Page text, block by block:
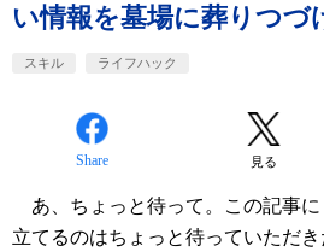
い情報を墓場に葬りつづ
スキル ライフハック
Share 見る
あ、ちょっと待って。この記事に
立てるのはちょっと待っていただ